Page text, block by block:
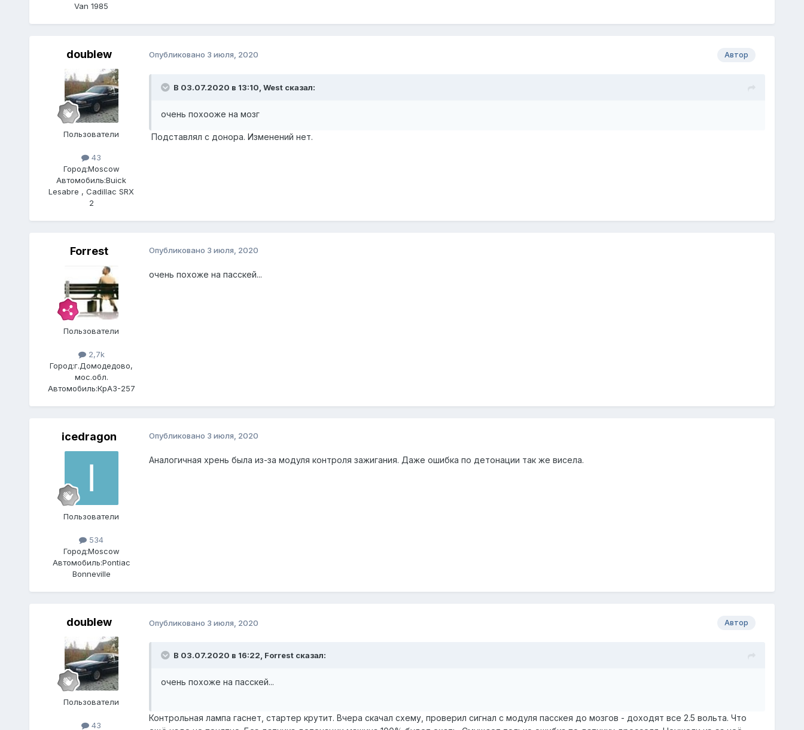
Van 1985
doublew
Пользователи
43
Город:Moscow
Автомобиль:Buick
Lesabre , Cadillac SRX
2
Автор
Опубликовано 3 июля, 2020
В 03.07.2020 в 13:10, Westсказал:
очень похооже на мозг
Подставлял с донора. Изменений нет.
Forrest
Пользователи
2,7k
Город:г.Домодедово,
мос.обл.
Автомобиль:КрАЗ-257
Опубликовано 3 июля, 2020
очень похоже на пасскей...
icedragon
Пользователи
534
Город:Moscow
Автомобиль:Pontiac
Bonneville
Опубликовано 3 июля, 2020
Аналогичная хрень была из-за модуля контроля зажигания. Даже ошибка по детонации так же висела.
doublew
Пользователи
43
Автор
Опубликовано 3 июля, 2020
В 03.07.2020 в 16:22, Forrestсказал:
очень похоже на пасскей...
Контрольная лампа гаснет, стартер крутит. Вчера скачал схему, проверил сигнал с модуля пасскея до мозгов - доходят все 2.5 вольта. Что